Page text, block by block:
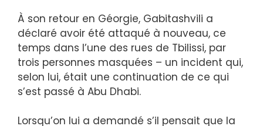
À son retour en Géorgie, Gabitashvili a
déclaré avoir été attaqué à nouveau, ce
temps dans l’une des rues de Tbilissi, par
trois personnes masquées – un incident qui,
selon lui, était une continuation de ce qui
s’est passé à Abu Dhabi.
Lorsqu’on lui a demandé s’il pensait que la